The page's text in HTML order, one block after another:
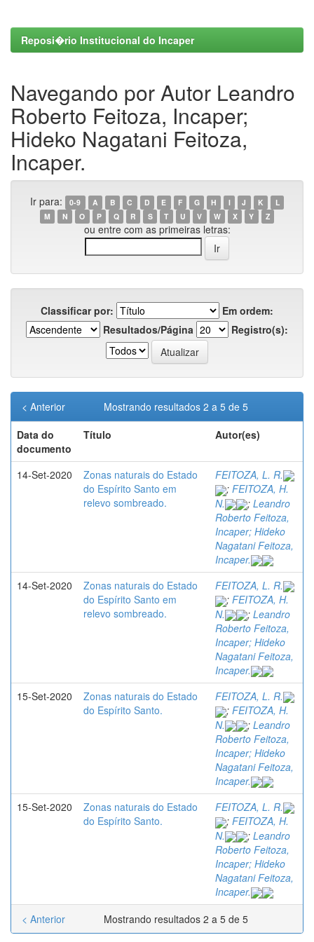
Reposi�rio Institucional do Incaper
Navegando por Autor Leandro
Roberto Feitoza, Incaper;
Hideko Nagatani Feitoza,
Incaper.
Ir para: 0-9 A B C D E F G H I J K
L
M
N O P Q R S T U V W X Y Z
ou entre com as primeiras letras:
Classificar por:
Em ordem:
Resultados/Página
Registro(s):
Mostrando resultados 2 a 5 de 5
< Anterior
Data do
documento
Título Autor(es)
14-Set-2020
Zonas naturais do Estado
do Espírito Santo em
relevo sombreado.
FEITOZA, L. R.
; FEITOZA, H.
N.
; Leandro
Roberto Feitoza,
Incaper; Hideko
Nagatani Feitoza,
Incaper.
14-Set-2020
Zonas naturais do Estado
do Espírito Santo em
relevo sombreado.
FEITOZA, L. R.
; FEITOZA, H.
N.
; Leandro
Roberto Feitoza,
Incaper; Hideko
Nagatani Feitoza,
Incaper.
15-Set-2020
Zonas naturais do Estado
do Espírito Santo.
FEITOZA, L. R.
; FEITOZA, H.
N.
; Leandro
Roberto Feitoza,
Incaper; Hideko
Nagatani Feitoza,
Incaper.
15-Set-2020
Zonas naturais do Estado
do Espírito Santo.
FEITOZA, L. R.
; FEITOZA, H.
N.
; Leandro
Roberto Feitoza,
Incaper; Hideko
Nagatani Feitoza,
Incaper.
Mostrando resultados 2 a 5 de 5
< Anterior